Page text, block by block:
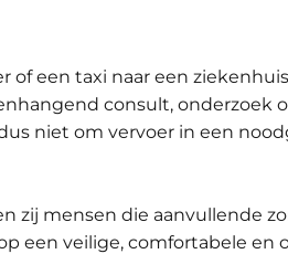
een taxi naar een
consult, onderzoek
niet om vervoer in een
zij mensen die aanvullende
veilige, comfortabele en